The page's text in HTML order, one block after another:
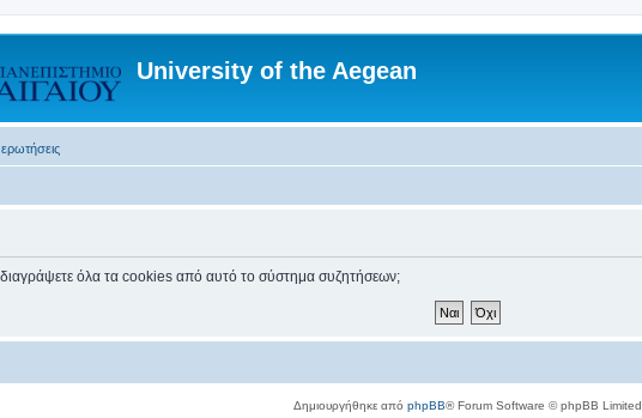
University of the Aegean
διαγράψετε όλα τα cookies από αυτό το σύστημα συζητήσεων;
Δημιουργήθηκε από phpBB® Forum Software © phpBB Limited